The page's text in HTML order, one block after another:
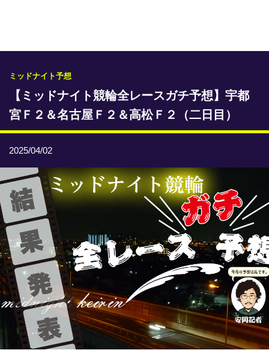
レース情報
本日のおすすめレース
年間開催予定表
トリマクリオリジナル予想
トリマクリコラム
お知らせ
番記者とくダネ！
選手ランキング
競輪場ガイド
記者紹介
ミッドナイト予想
【ミッドナイト競輪全レースガチ予想】宇都
宮Ｆ２＆名古屋Ｆ２＆高松Ｆ２（二日目）
2025/04/02